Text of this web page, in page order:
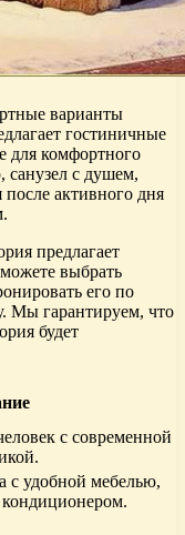
варианты
гостиничные
для комфортного
санузел с душем,
активного дня
предлагает
выбрать
его по
Мы гарантируем, что
будет
с современной
с удобной мебелью,
кондиционером.